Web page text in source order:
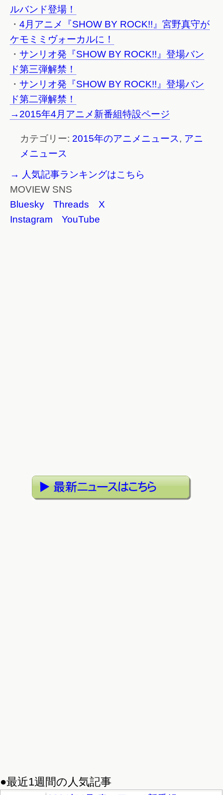
ルバンド登場！
・ 4月アニメ『SHOW BY ROCK!!』宮野真守が
ケモミミヴォーカルに！
・ サンリオ発『SHOW BY ROCK!!』登場バン
ド第三弾解禁！
・ サンリオ発『SHOW BY ROCK!!』登場バン
ド第二弾解禁！
→2015年4月アニメ新番組特設ページ
カテゴリー: 2015年のアニメニュース, アニ
メニュース
→ 人気記事ランキングはこちら
MOVIEW SNS
Bluesky
Threads
X
Instagram
YouTube
●最近1週間の人気記事